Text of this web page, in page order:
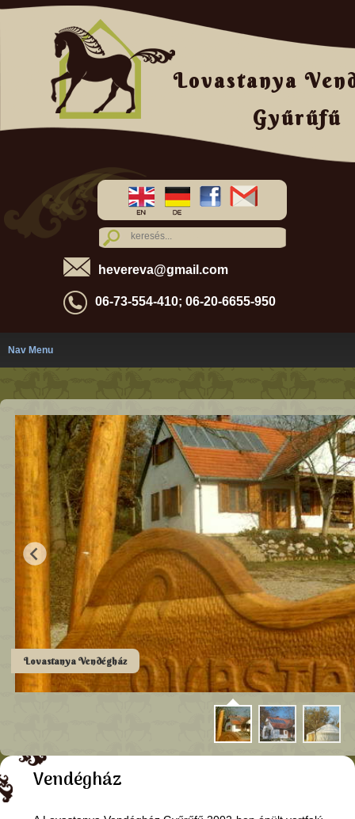
Lovastanya
Gyűrűfű
hevereva@gmail.com
06-73-554-410; 06-20-6655-950
Nav Menu
Lovastanya Vendégház
Vendégház